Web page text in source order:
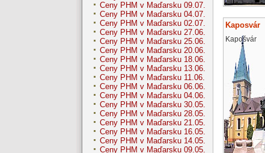
Ceny PHM v Maďarsku 09.07.
Ceny PHM v Maďarsku 04.07.
Ceny PHM v Maďarsku 02.07.
Ceny PHM v Maďarsku 27.06.
Ceny PHM v Maďarsku 25.06.
Ceny PHM v Maďarsku 20.06.
Ceny PHM v Maďarsku 18.06.
Ceny PHM v Maďarsku 13.06.
Ceny PHM v Maďarsku 11.06.
Ceny PHM v Maďarsku 06.06.
Ceny PHM v Maďarsku 04.06.
Ceny PHM v Maďarsku 30.05.
Ceny PHM v Maďarsku 28.05.
Ceny PHM v Maďarsku 21.05.
Ceny PHM v Maďarsku 16.05.
Ceny PHM v Maďarsku 14.05.
Ceny PHM v Maďarsku 09.05.
Kaposvár
Kapošvár